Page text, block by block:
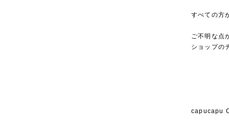
すべての方
ご不明な点
ショップの
capucapu